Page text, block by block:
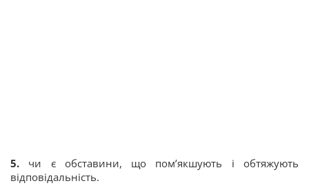
5. чи є обставини, що пом’якшують і обтяжують
відповідальність.